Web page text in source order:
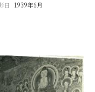
日
1939年6月